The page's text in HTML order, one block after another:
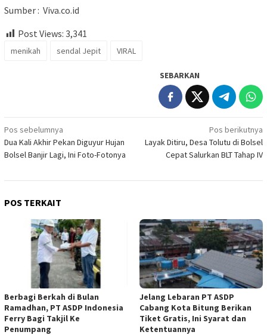
Sumber : Viva.co.id
Post Views: 3,341
menikah sendal Jepit VIRAL
SEBARKAN
Navigasi
pos
Pos sebelumnya
Dua Kali Akhir Pekan Diguyur Hujan
Bolsel Banjir Lagi, Ini Foto-Fotonya
Pos berikutnya
Layak Ditiru, Desa Tolutu di Bolsel
Cepat Salurkan BLT Tahap IV
POS TERKAIT
Berbagi Berkah di Bulan
Ramadhan, PT ASDP Indonesia
Ferry Bagi Takjil Ke
Penumpang
Jelang Lebaran PT ASDP
Cabang Kota Bitung Berikan
Tiket Gratis, Ini Syarat dan
Ketentuannya